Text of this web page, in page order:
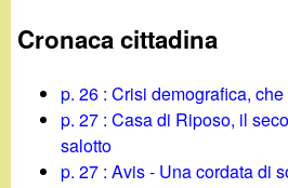
Cronaca cittadina
p. 26 : Crisi demografica, che
p. 27 : Casa di Riposo, il
salotto
p. 27 : Avis - Una cordata di